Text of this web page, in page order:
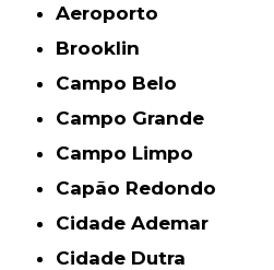
Aeroporto
Brooklin
Campo Belo
Campo Grande
Campo Limpo
Capão Redondo
Cidade Ademar
Cidade Dutra